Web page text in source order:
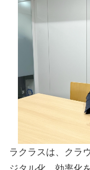
ラクラスは、クラ